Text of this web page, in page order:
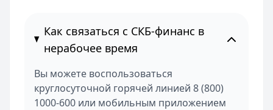
Как связаться с СКБ-финанс в
нерабочее время
Вы можете воспользоваться
круглосуточной горячей линией 8 (800)
1000-600 или мобильным приложением